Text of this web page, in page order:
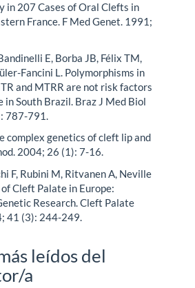
in 207 Cases of Oral Clefts in
France. F Med Genet. 1991;
E, Borba JB, Félix TM,
Fancini L. Polymorphisms in
and MTRR are not risk factors
South Brazil. Braz J Med Biol
787-791.
complex genetics of cleft lip and
2004; 26 (1): 7-16.
F, Rubini M, Ritvanen A, Neville
Cleft Palate in Europe:
Research. Cleft Palate
41 (3): 244-249.
leídos del
a